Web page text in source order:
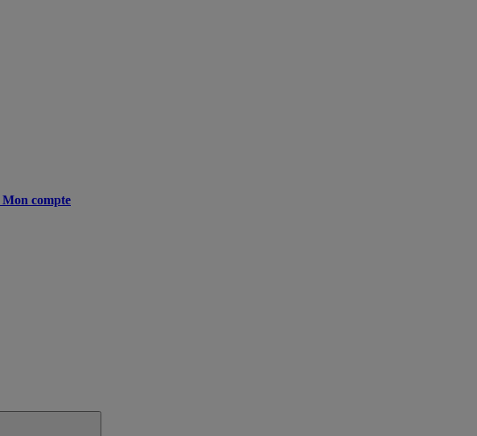
Mon compte